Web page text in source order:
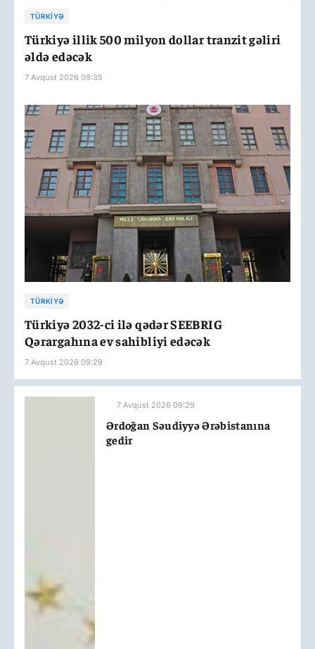
TÜRKIYƏ
Türkiyə illik 500 milyon dollar tranzit gəliri
əldə edəcək
7 Avqust 2026 09:35
TÜRKIYƏ
Türkiyə 2032-ci ilə qədər SEEBRIG
Qərargahına ev sahibliyi edəcək
7 Avqust 2026 09:29
7 Avqust 2026 09:29
Ərdoğan Səudiyyə Ərəbistanına
gedir